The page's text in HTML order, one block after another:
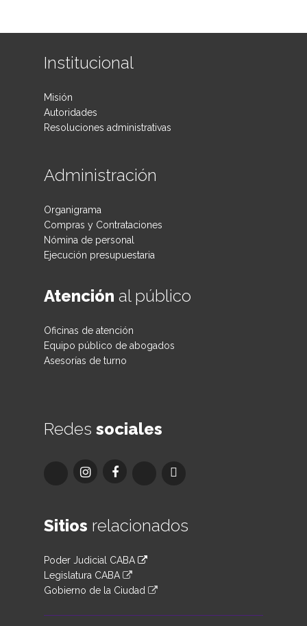
Institucional
Misión
Autoridades
Resoluciones administrativas
Administración
Organigrama
Compras y Contrataciones
Nómina de personal
Ejecución presupuestaria
Atención al público
Oficinas de atención
Equipo público de abogados
Asesorías de turno
Redes sociales
Sitios relacionados
Poder Judicial CABA
Legislatura CABA
Gobierno de la Ciudad